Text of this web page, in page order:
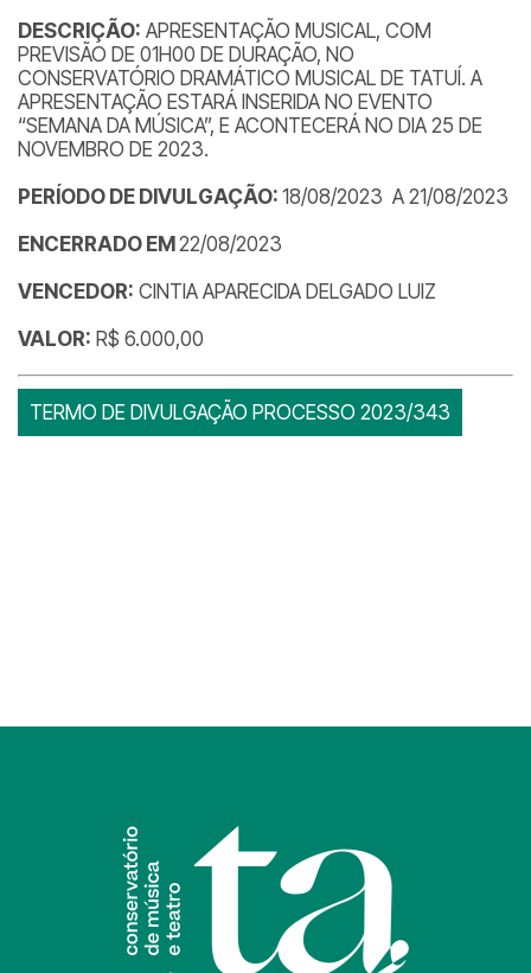
DESCRIÇÃO: APRESENTAÇÃO MUSICAL, COM
PREVISÃO DE 01H00 DE DURAÇÃO, NO
CONSERVATÓRIO DRAMÁTICO MUSICAL DE TATUÍ. A
APRESENTAÇÃO ESTARÁ INSERIDA NO EVENTO
“SEMANA DA MÚSICA”, E ACONTECERÁ NO DIA 25 DE
NOVEMBRO DE 2023.
PERÍODO DE DIVULGAÇÃO: 18/08/2023 A 21/08/2023
ENCERRADO EM 22/08/2023
VENCEDOR: CINTIA APARECIDA DELGADO LUIZ
VALOR: R$ 6.000,00
TERMO DE DIVULGAÇÃO PROCESSO 2023/343